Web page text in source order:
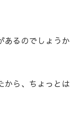
あるのでしょうか
から、ちょっとは